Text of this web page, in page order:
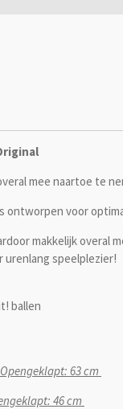
mee naartoe te
ontworpen voor
makkelijk overal
urenlang speelplezier!
ballen
63 cm
46 cm